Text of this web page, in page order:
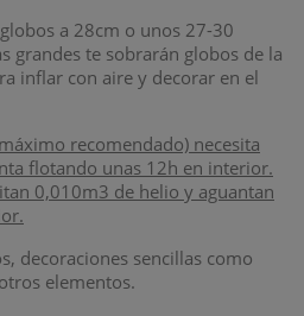
a 28cm o unos 27-30
grandes te sobrarán globos de la
inflar con aire y decorar en el
recomendado) necesita
flotando unas 12h en interior.
0,010m3 de helio y aguantan
decoraciones sencillas como
elementos.